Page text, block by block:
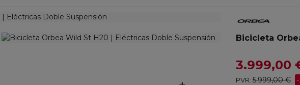
Bicicleta
3.999,00
PVR: 5.999,00 €